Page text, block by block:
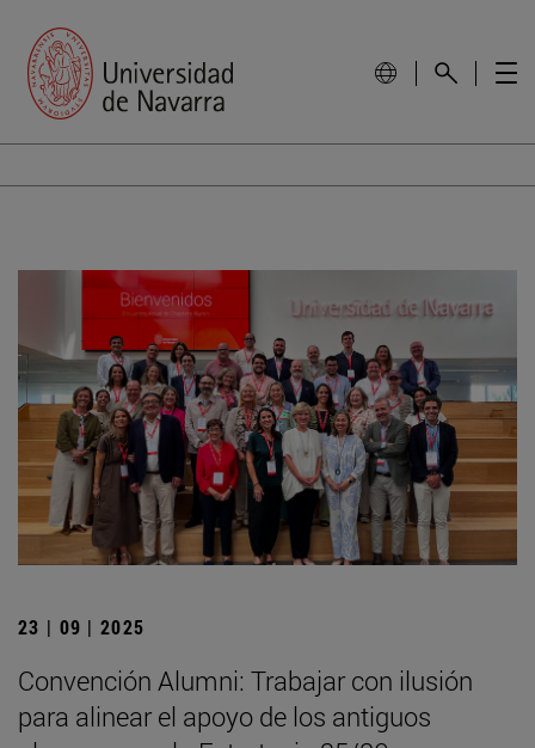
23 | 09 | 2025
Convención Alumni: Trabajar con ilusión
para alinear el apoyo de los antiguos